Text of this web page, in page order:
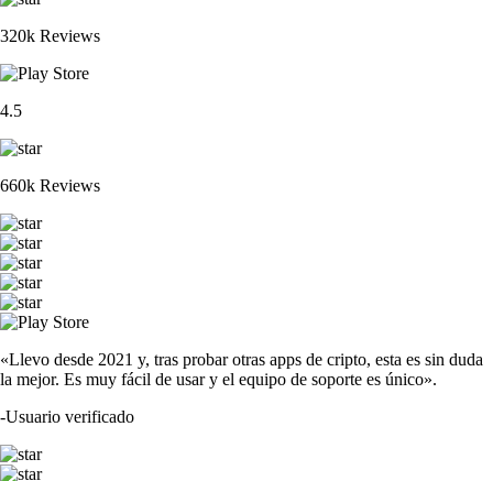
320k Reviews
4.5
660k Reviews
«Llevo desde 2021 y, tras probar otras apps de cripto, esta es sin duda
la mejor. Es muy fácil de usar y el equipo de soporte es único».
-Usuario verificado